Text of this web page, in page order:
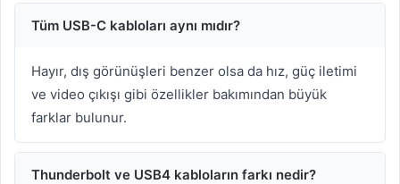
Tüm USB-C kabloları aynı mıdır?
Hayır, dış görünüşleri benzer olsa da hız, güç iletimi
ve video çıkışı gibi özellikler bakımından büyük
farklar bulunur.
Thunderbolt ve USB4 kabloların farkı nedir?